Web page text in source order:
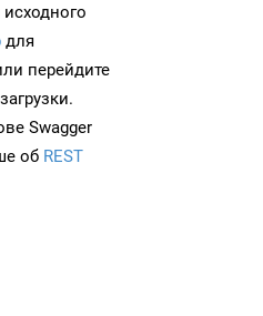
для
перейдите
Swagger
об REST